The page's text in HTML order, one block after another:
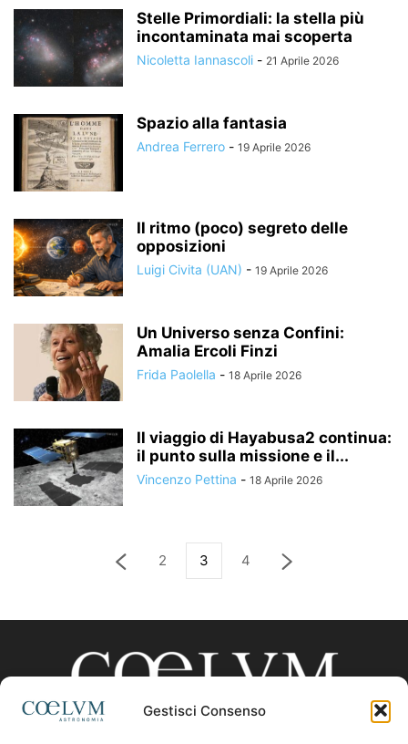
Gestisci Consenso
Stelle Primordiali: la stella più
incontaminata mai scoperta
Nicoletta Iannascoli - 21 Aprile 2026
Spazio alla fantasia
Andrea Ferrero - 19 Aprile 2026
Il ritmo (poco) segreto delle
opposizioni
Luigi Civita (UAN) - 19 Aprile 2026
Un Universo senza Confini:
Amalia Ercoli Finzi
Frida Paolella - 18 Aprile 2026
Il viaggio di Hayabusa2 continua:
il punto sulla missione e il...
Vincenzo Pettina - 18 Aprile 2026
2 3 4